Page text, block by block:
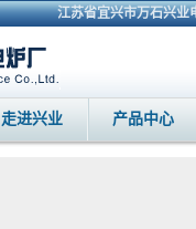
江苏省宜兴市万石兴业
走进兴业 产品中心